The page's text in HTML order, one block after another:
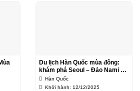
Du lịch Hàn Quốc mùa đông:
khám phá Seoul – Đảo Nami –
Lotte world – Ski Resort – Tháp
Namsan
Hàn Quốc
Khởi hành: 12/12/2025